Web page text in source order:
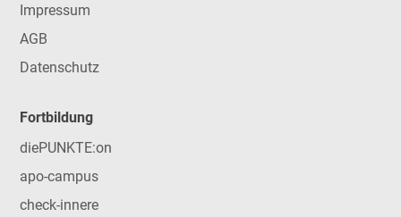
Impressum
AGB
Datenschutz
Fortbildung
diePUNKTE:on
apo-campus
check-innere